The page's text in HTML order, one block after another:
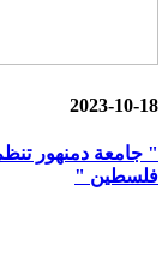
2023-10-18
" جامعة دمنهور
فلسطين "